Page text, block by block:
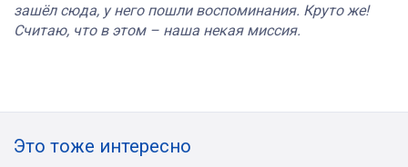
зашёл сюда, у него пошли воспоминания. Круто же!
Считаю, что в этом – наша некая миссия.
Это тоже интересно